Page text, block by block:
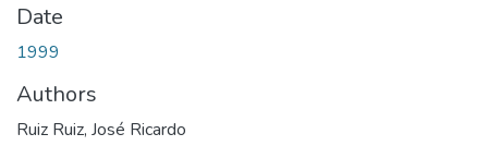
Date
1999
Authors
Ruiz Ruiz, José Ricardo